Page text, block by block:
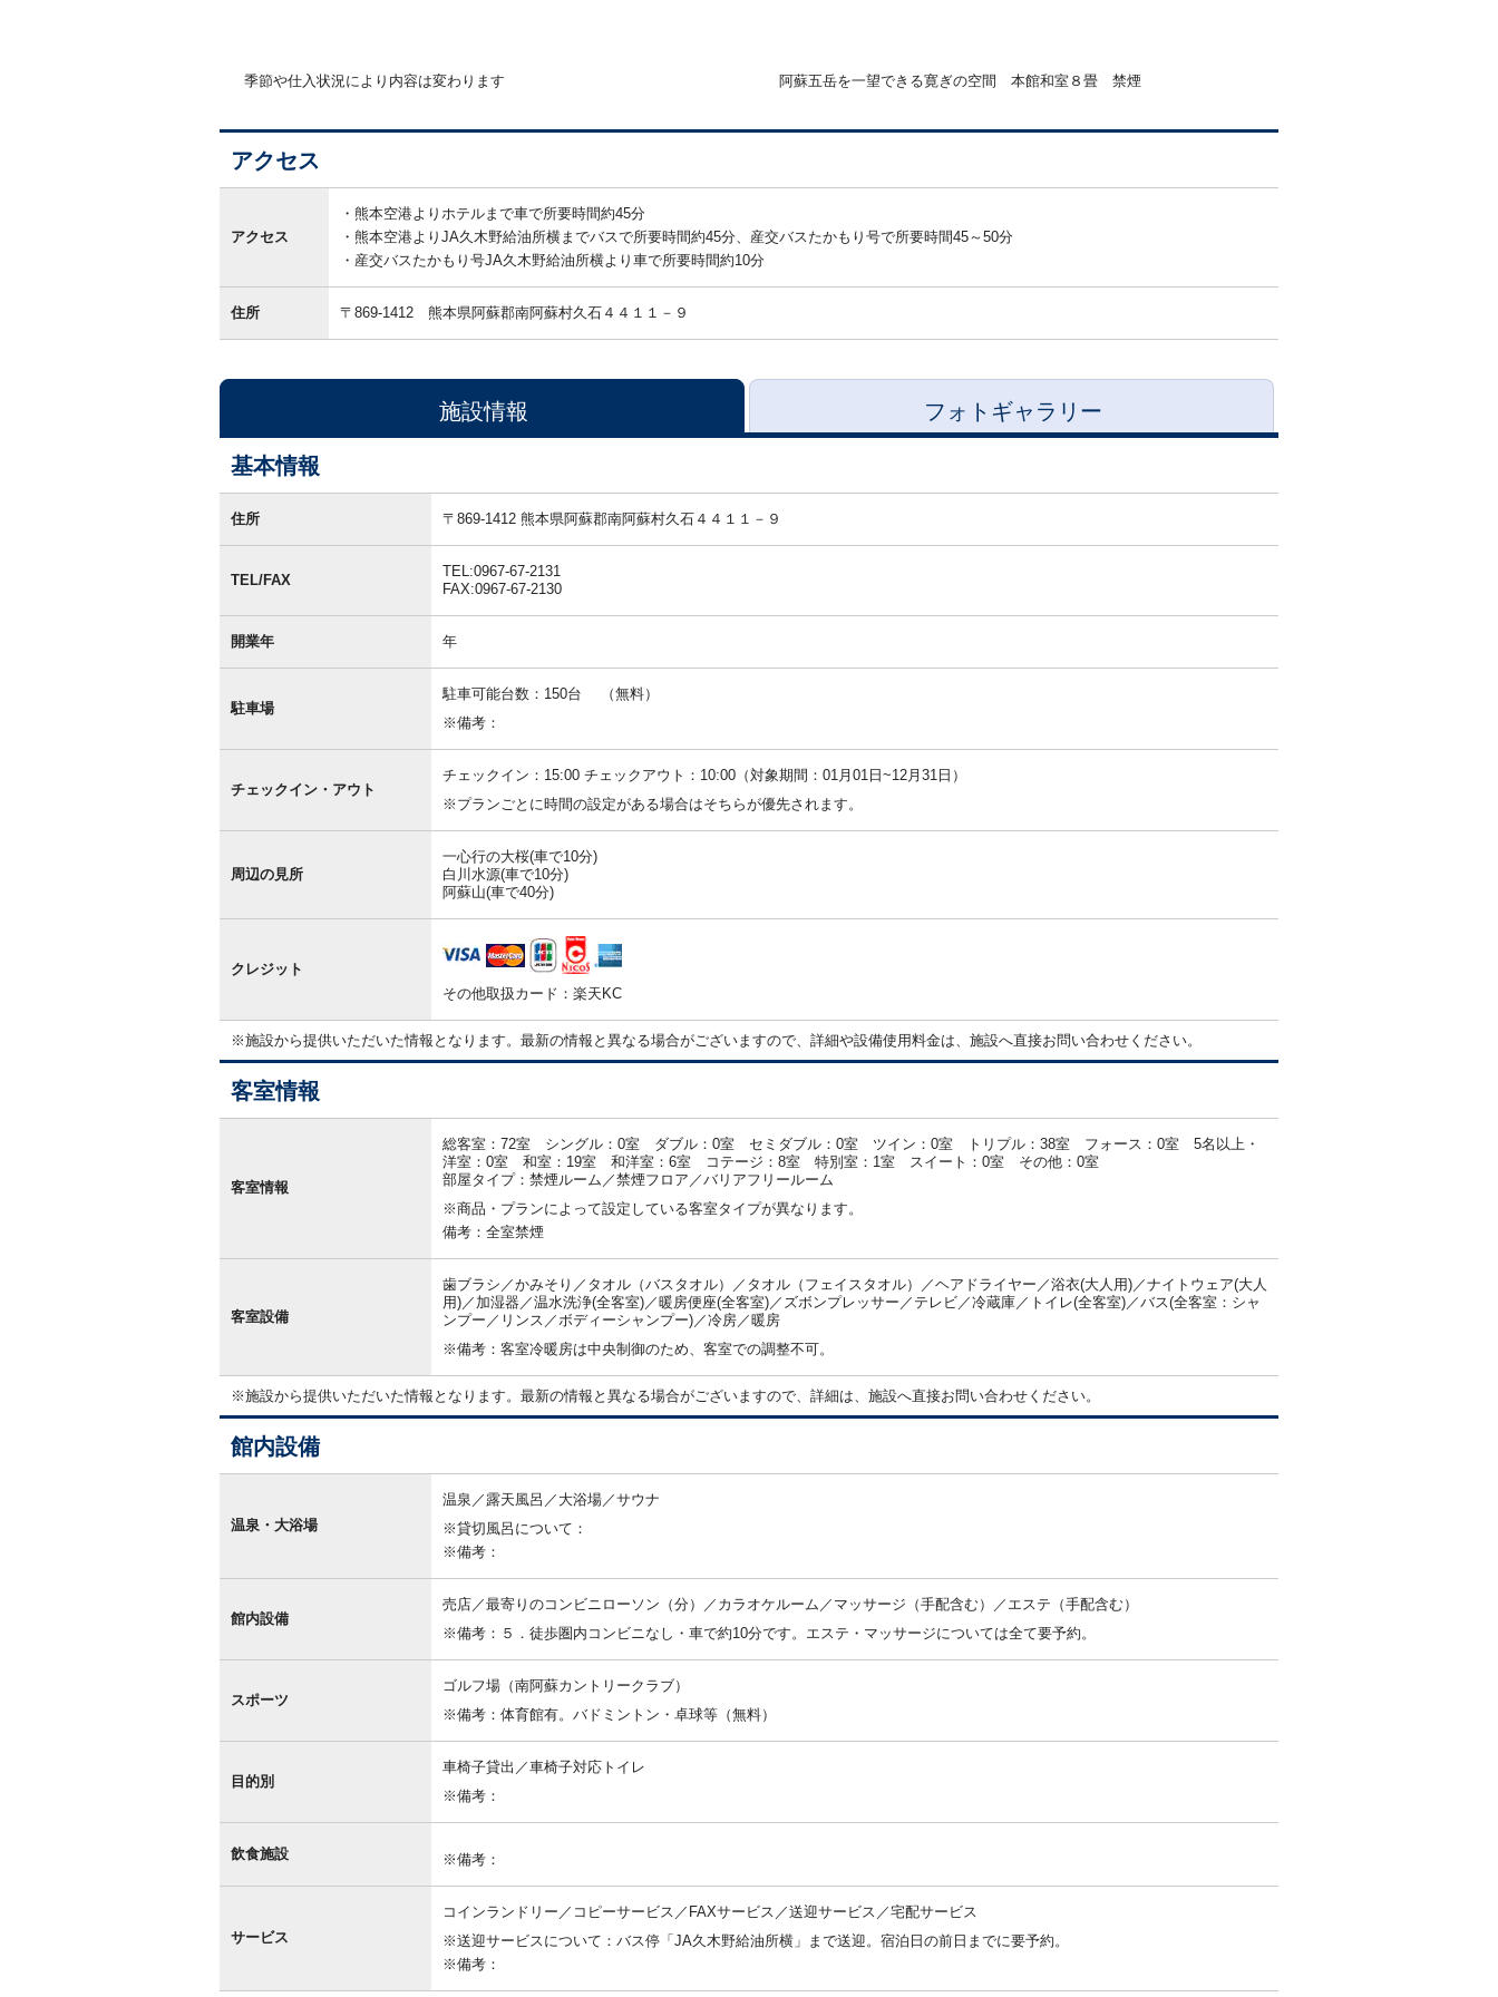
季節や仕入状況により内容は変わります 阿蘇五岳を一望できる寛ぎの空間 本館和室８畳 禁煙
アクセス
セアクセス
熊本空港よりホテルまで車で所要時間約45分
熊本空港よりJA久木野給油所横までバスで所要時間約45分、産交バスたかもり号で所要時間45～50分
産交バスたかもり号JA久木野給油所横より車で所要時間約10分
住所 〒869-1412 熊本県阿蘇郡南阿蘇村久石４４１１－９
施設情報 フォトギャラリー
基本情報
本住所 〒869-1412 熊本県阿蘇郡南阿蘇村久石４４１１－９
TEL/FAX
TEL:0967-67-2131
FAX:0967-67-2130
開業年 年
駐車場
駐車可能台数：150台 （無料）
※備考：
チェックイン・アウト
チェックイン：15:00 チェックアウト：10:00（対象期間：01月01日~12月31日）
※プランごとに時間の設定がある場合はそちらが優先されます。
周辺の見所
一心行の大桜(車で10分)
白川水源(車で10分)
阿蘇山(車で40分)
クレジット
その他取扱カード：楽天KC
※施設から提供いただいた情報となります。最新の情報と異なる場合がございますので、詳細や設備使用料金は、施設へ直接お問い合わせください。
客室情報
報
客室情報
総客室：72室 シングル：0室 ダブル：0室 セミダブル：0室 ツイン：0室 トリプル：38室 フォース：0室 5名以上・
洋室：0室 和室：19室 和洋室：6室 コテージ：8室 特別室：1室 スイート：0室 その他：0室
部屋タイプ：禁煙ルーム／禁煙フロア／バリアフリールーム
※商品・プランによって設定している客室タイプが異なります。
備考：全室禁煙
客室設備
歯ブラシ／かみそり／タオル（バスタオル）／タオル（フェイスタオル）／ヘアドライヤー／浴衣(大人用)／ナイトウェア(大人
用)／加湿器／温水洗浄(全客室)／暖房便座(全客室)／ズボンプレッサー／テレビ／冷蔵庫／トイレ(全客室)／バス(全客室：シャ
ンプー／リンス／ボディーシャンプー)／冷房／暖房
※備考：客室冷暖房は中央制御のため、客室での調整不可。
※施設から提供いただいた情報となります。最新の情報と異なる場合がございますので、詳細は、施設へ直接お問い合わせください。
館内設備
設
備
温泉・大浴場
温泉／露天風呂／大浴場／サウナ
※貸切風呂について：
※備考：
館内設備
売店／最寄りのコンビニローソン（分）／カラオケルーム／マッサージ（手配含む）／エステ（手配含む）
※備考：５．徒歩圏内コンビニなし・車で約10分です。エステ・マッサージについては全て要予約。
スポーツ
ゴルフ場（南阿蘇カントリークラブ）
※備考：体育館有。バドミントン・卓球等（無料）
目的別
車椅子貸出／車椅子対応トイレ
※備考：
飲食施設 ※備考：
サービス
コインランドリー／コピーサービス／FAXサービス／送迎サービス／宅配サービス
※送迎サービスについて：バス停「JA久木野給油所横」まで送迎。宿泊日の前日までに要予約。
※備考：